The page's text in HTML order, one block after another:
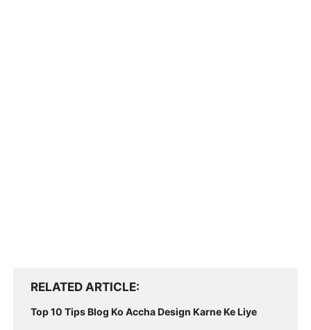
RELATED ARTICLE
Top 10 Tips Blog Ko Accha Design Karne Ke Liye